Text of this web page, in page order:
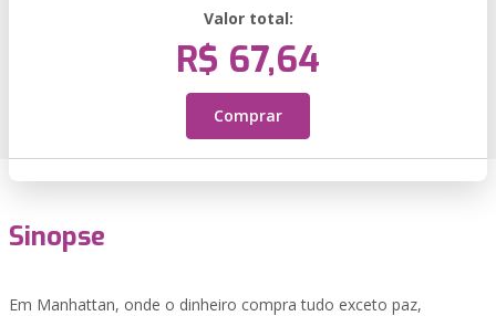
Valor total:
R$ 67,64
Comprar
Sinopse
Em Manhattan, onde o dinheiro compra tudo exceto paz,